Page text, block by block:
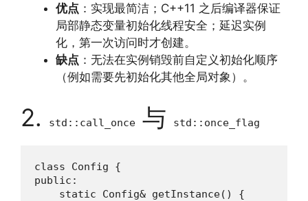
优点 ：实现最简洁；C++11 之后编译器保证
局部静态变量初始化线程安全；延迟实例
化，第一次访问时才创建。
缺点 ：无法在实例销毁前自定义初始化顺序
（例如需要先初始化其他全局对象）。
2. std::call_once 与 std::once_flag
class Config {
public:
    static Config& getInstance() {